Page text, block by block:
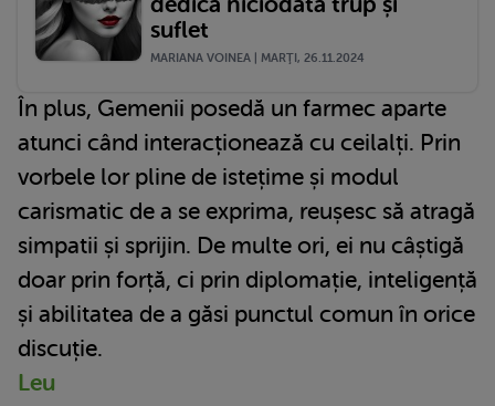
suflet
MARIANA VOINEA | MARŢI, 26.11.2024
În plus, Gemenii posedă un farmec aparte
atunci când interacționează cu ceilalți. Prin
vorbele lor pline de istețime și modul
carismatic de a se exprima, reușesc să atragă
simpatii și sprijin. De multe ori, ei nu câștigă
doar prin forță, ci prin diplomație, inteligență
și abilitatea de a găsi punctul comun în orice
discuție.
Leu